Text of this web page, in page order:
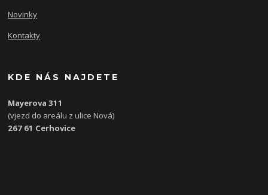
Novinky
Kontakty
KDE NÁS NAJDETE
Mayerova 311
(vjezd do areálu z ulice Nová)
267 61 Cerhovice